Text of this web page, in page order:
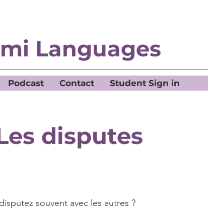
Languages
Podcast Contact Student Sign in
disputes
souvent avec les autres ?